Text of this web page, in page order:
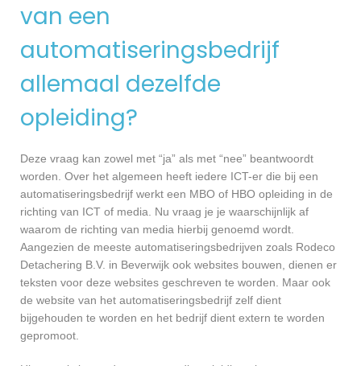
van een
automatiseringsbedrijf
allemaal dezelfde
opleiding?
Deze vraag kan zowel met “ja” als met “nee” beantwoordt
worden. Over het algemeen heeft iedere ICT-er die bij een
automatiseringsbedrijf werkt een MBO of HBO opleiding in de
richting van ICT of media. Nu vraag je je waarschijnlijk af
waarom de richting van media hierbij genoemd wordt.
Aangezien de meeste automatiseringsbedrijven zoals Rodeco
Detachering B.V. in Beverwijk ook websites bouwen, dienen er
teksten voor deze websites geschreven te worden. Maar ook
de website van het automatiseringsbedrijf zelf dient
bijgehouden te worden en het bedrijf dient extern te worden
gepromoot.